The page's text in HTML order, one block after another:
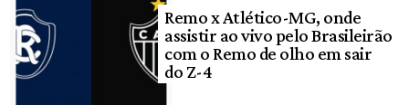
Remo x Atlético-MG, onde
assistir ao vivo pelo Brasileirão
com o Remo de olho em sair
do Z-4